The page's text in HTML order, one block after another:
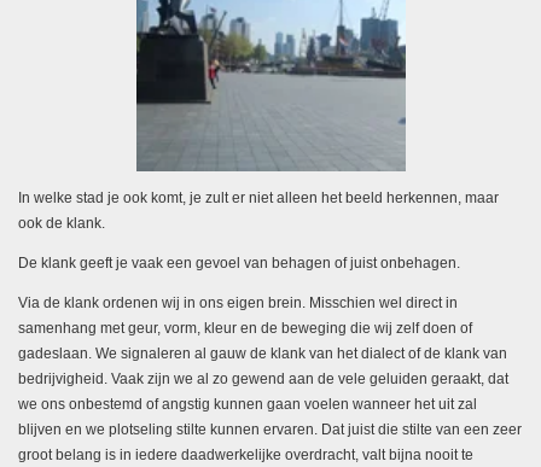
In welke stad je ook komt, je zult er niet alleen het beeld herkennen, maar
ook de klank.
De klank geeft je vaak een gevoel van behagen of juist onbehagen.
Via de klank ordenen wij in ons eigen brein. Misschien wel direct in
samenhang met geur, vorm, kleur en de beweging die wij zelf doen of
gadeslaan. We signaleren al gauw de klank van het dialect of de klank van
bedrijvigheid. Vaak zijn we al zo gewend aan de vele geluiden geraakt, dat
we ons onbestemd of angstig kunnen gaan voelen wanneer het uit zal
blijven en we plotseling stilte kunnen ervaren. Dat juist die stilte van een zeer
groot belang is in iedere daadwerkelijke overdracht, valt bijna nooit te